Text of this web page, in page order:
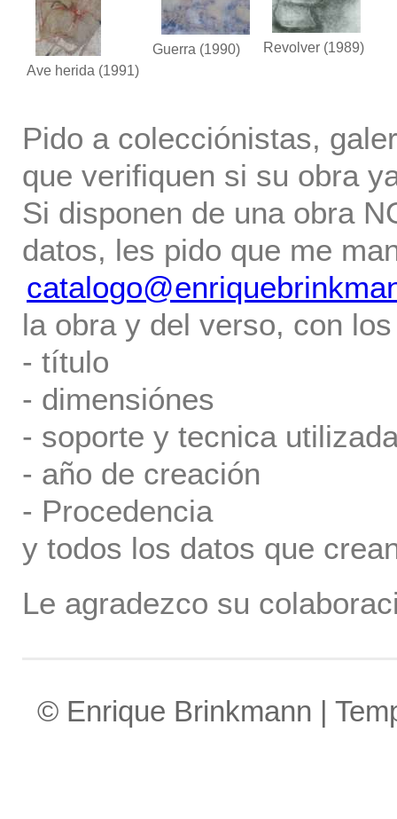
Ave herida (1991)
Guerra (1990) Revolver (1989)
Pido a colecciónistas,
que verifiquen si su obra
Si disponen de una obra
datos, les pido que me
la obra y del verso, con
- título
- dimensiónes
- soporte y tecnica
- año de creación
- Procedencia
y todos los datos que
Le agradezco su
© Enrique Brinkmann |